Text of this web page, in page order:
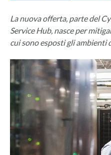
La nuova offerta, parte del
Service Hub, nasce per
cui sono esposti gli ambienti